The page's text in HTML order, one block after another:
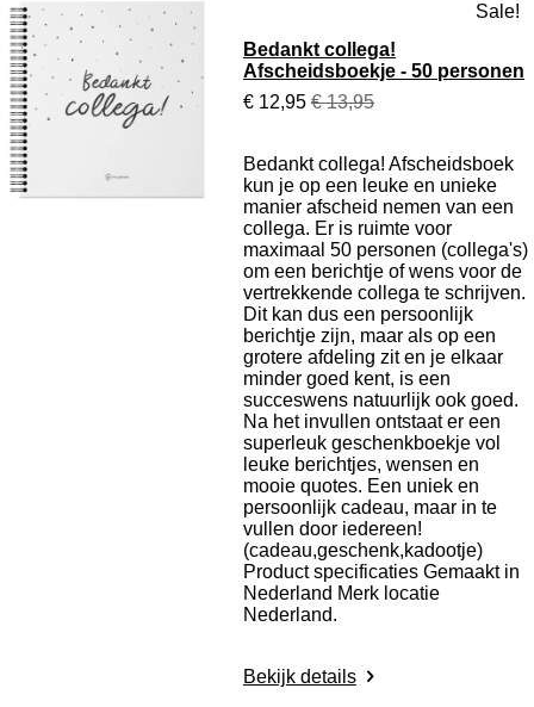
Sale!
Bedankt collega!
Afscheidsboekje - 50 personen
€ 12,95 € 13,95
Bedankt collega! Afscheidsboek
kun je op een leuke en unieke
manier afscheid nemen van een
collega. Er is ruimte voor
maximaal 50 personen (collega's)
om een berichtje of wens voor de
vertrekkende collega te schrijven.
Dit kan dus een persoonlijk
berichtje zijn, maar als op een
grotere afdeling zit en je elkaar
minder goed kent, is een
succeswens natuurlijk ook goed.
Na het invullen ontstaat er een
superleuk geschenkboekje vol
leuke berichtjes, wensen en
mooie quotes. Een uniek en
persoonlijk cadeau, maar in te
vullen door iedereen!
(cadeau,geschenk,kadootje)
Product specificaties Gemaakt in
Nederland Merk locatie
Nederland.
Bekijk details